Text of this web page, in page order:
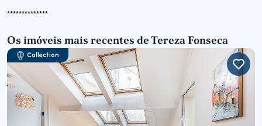
**************
Os imóveis mais recentes de Tereza Fonseca
Collection